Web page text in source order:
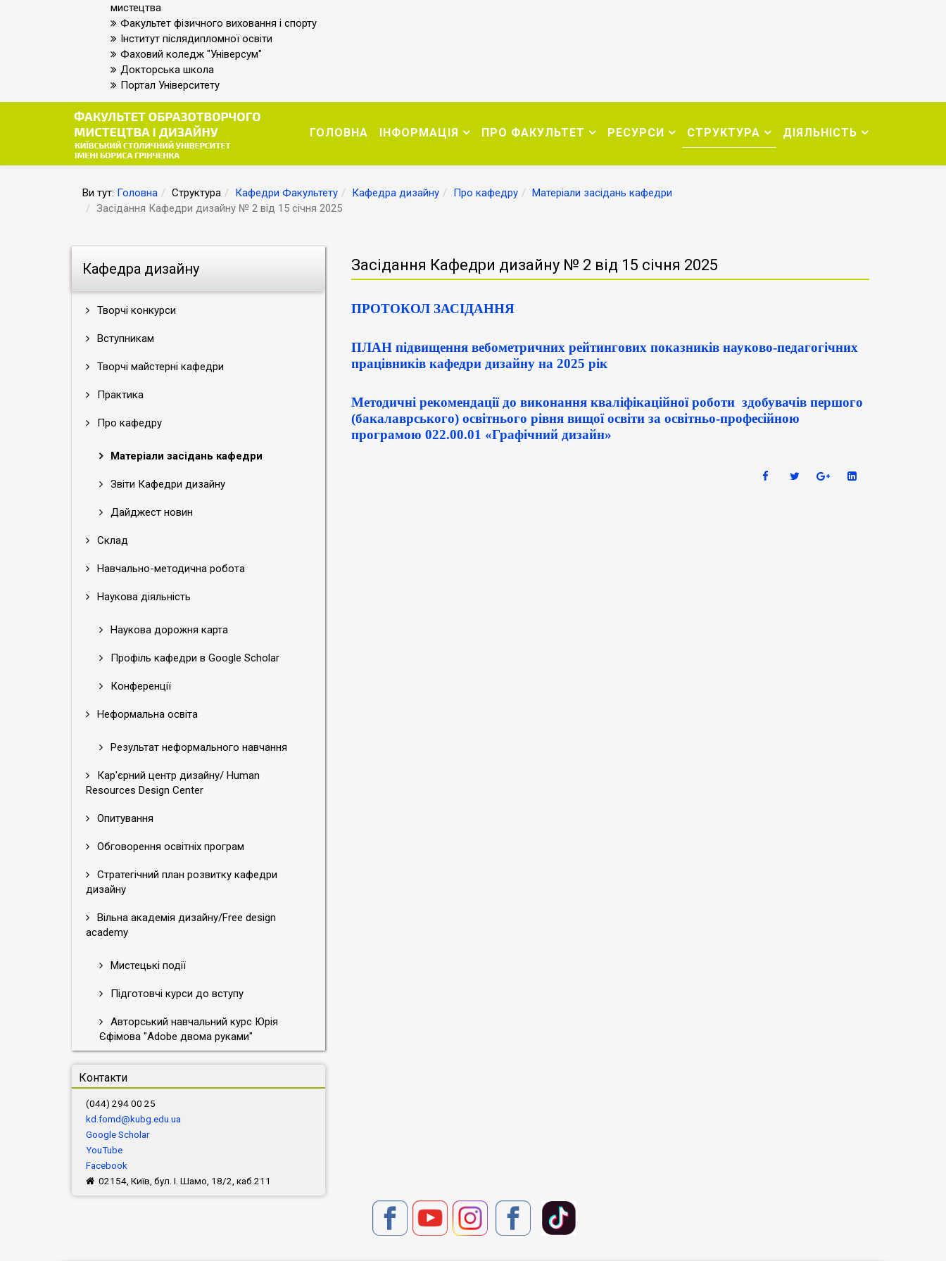
мистецтва
Факультет фізичного виховання і спорту
Інститут післядипломної освіти
Фаховий коледж "Універсум"
Докторська школа
Портал Університету
ГОЛОВНА ІНФОРМАЦІЯ ПРО ФАКУЛЬТЕТ РЕСУРСИ СТРУКТУРА ДІЯЛЬНІСТЬ
Ви тут: Головна Структура Кафедри Факультету Кафедра дизайну Про кафедру
Матеріали засідань кафедри
Засідання Кафедри дизайну № 2 від 15 січня 2025
Кафедра дизайну
Творчі конкурси
Вступникам
Творчі майстерні кафедри
Практика
Про кафедру
Матеріали засідань кафедри
Звіти Кафедри дизайну
Дайджест новин
Склад
Навчально-методична робота
Наукова діяльність
Наукова дорожня карта
Профіль кафедри в Google Scholar
Конференції
Неформальна освіта
Результат неформального навчання
Кар'єрний центр дизайну/ Human
Resources Design Center
Опитування
Обговорення освітніх програм
Стратегічний план розвитку кафедри
дизайну
Вільна академія дизайну/Free design
academy
Мистецькі події
Підготовчі курси до вступу
Авторський навчальний курс Юрія
Єфімова "Adobe двома руками"
Контакти
(044) 294 00 25
kd.fomd@kubg.edu.ua
Google Scholar
YouTube
Facebook
02154, Київ, бул. І. Шамо, 18/2, каб.211
Засідання Кафедри дизайну № 2 від 15 січня 2025
ПРОТОКОЛ ЗАСІДАННЯ
ПЛАН підвищення вебометричних рейтингових показників науково-педагогічних
працівників кафедри дизайну на 2025 рік
Методичні рекомендації до виконання кваліфікаційної роботи здобувачів першого
(бакалаврського) освітнього рівня вищої освіти за освітньо-професійною
програмою 022.00.01 «Графічний дизайн»